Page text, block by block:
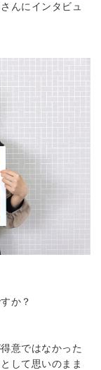
んにインタビュ
か？
意ではなかった
して思いのまま